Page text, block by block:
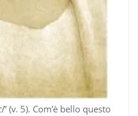
” (v. 5). Com’è bello questo